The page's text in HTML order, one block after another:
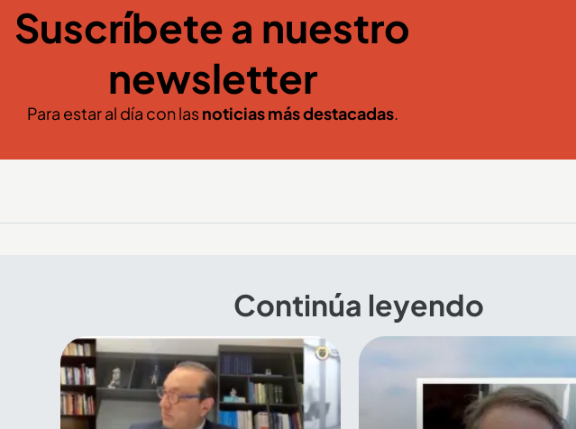
Suscríbete a nuestro
newsletter
Para estar al día con lasnoticias más destacadas.
Continúa leyendo